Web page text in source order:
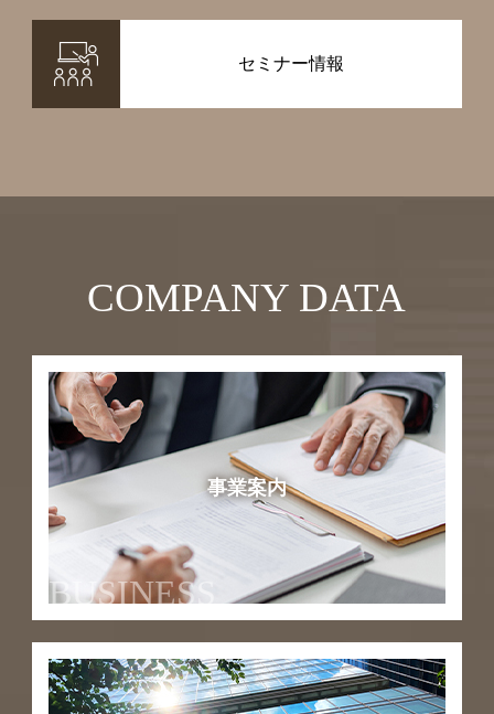
セミナー情報
COMPANY DATA
事業案内
BUSINESS